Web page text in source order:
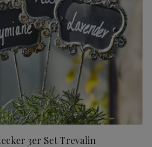
3er Set Trevalin